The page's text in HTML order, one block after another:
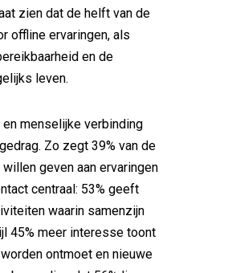
zien dat de helft van de
offline ervaringen, als
en de
leven.
menselijke verbinding
Zo zegt 39% van de
geven aan ervaringen
centraal: 53% geeft
waarin samenzijn
45% meer interesse toont
ontmoet en nieuwe